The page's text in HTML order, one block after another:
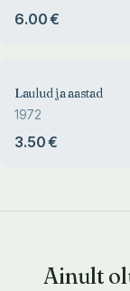
6.00 €
Laulud ja aastad
1972
3.50 €
Ainult